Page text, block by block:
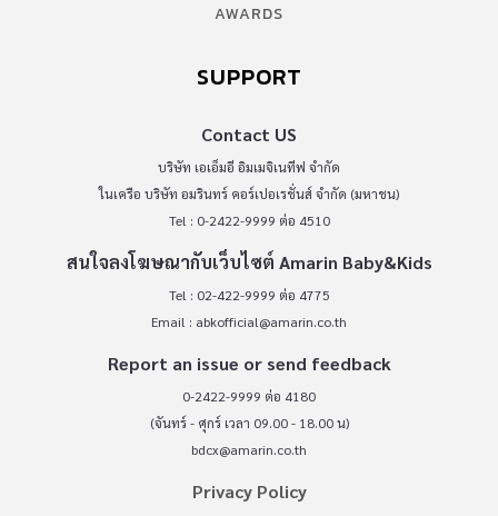
AWARDS
SUPPORT
Contact US
บริษัท เอเอ็มอี อิมเมจิเนทีฟ จำกัด
ในเครือ บริษัท อมรินทร์ คอร์เปอเรชั่นส์ จำกัด (มหาชน)
Tel : 0-2422-9999 ต่อ 4510
สนใจลงโฆษณากับเว็บไซต์ Amarin Baby&Kids
Tel : 02-422-9999 ต่อ 4775
Email : abkofficial@amarin.co.th
Report an issue or send feedback
0-2422-9999 ต่อ 4180
(จันทร์ - ศุกร์ เวลา 09.00 - 18.00 น)
bdcx@amarin.co.th
Privacy Policy